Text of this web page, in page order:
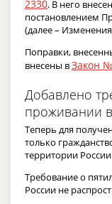
2330. В него
постановлением
(далее –
Поправки,
внесены вЗакон
Добавлено
проживании
Теперь для
только
территории
Требование о
России не